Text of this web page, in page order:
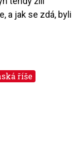
a jak se zdá, byli
říše